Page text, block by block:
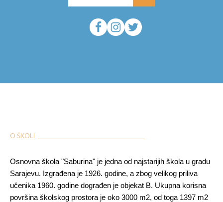
O ŠKOLI ___________________________________________
Osnovna škola "Saburina" je jedna od najstarijih škola u gradu
Sarajevu. Izgrađena je 1926. godine, a zbog velikog priliva
učenika 1960. godine dograđen je objekat B. Ukupna korisna
površina školskog prostora je oko 3000 m2, od toga 1397 m2